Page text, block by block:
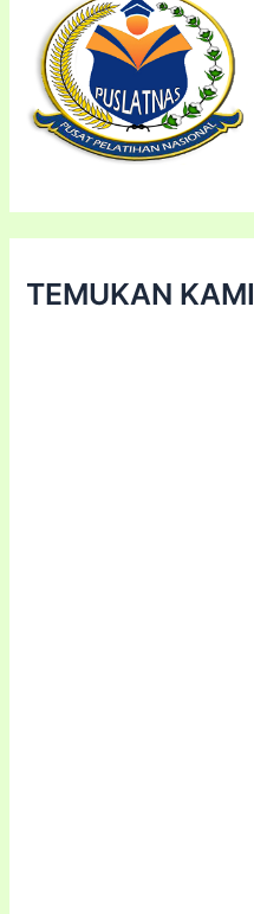
TEMUKAN KAMI